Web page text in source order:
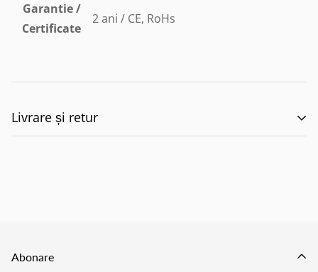
Garantie /
Certificate
2 ani / CE, RoHs
Livrare și retur
Abonare